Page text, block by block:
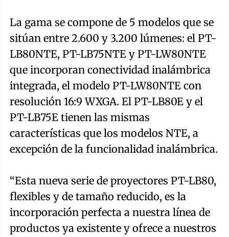
La gama se compone de 5 modelos que se
sitúan entre 2.600 y 3.200 lúmenes: el PT-
LB80NTE, PT-LB75NTE y PT-LW80NTE
que incorporan conectividad inalámbrica
integrada, el modelo PT-LW80NTE con
resolución 16:9 WXGA. El PT-LB80E y el
PT-LB75E tienen las mismas
características que los modelos NTE, a
excepción de la funcionalidad inalámbrica.
“Esta nueva serie de proyectores PT-LB80,
flexibles y de tamaño reducido, es la
incorporación perfecta a nuestra línea de
productos ya existente y ofrece a nuestros